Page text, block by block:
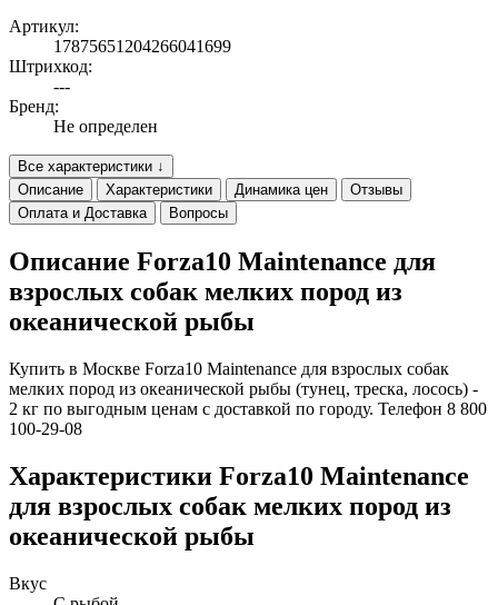
Артикул:
17875651204266041699
Штрихкод:
---
Бренд:
Не определен
Все характеристики ↓
Описание
Характеристики Динамика цен
Отзывы
Оплата и Доставка
Вопросы
Описание Forza10 Maintenance для
взрослых собак мелких пород из
океанической рыбы
Купить в Москве Forza10 Maintenance для взрослых собак
мелких пород из океанической рыбы (тунец, треска, лосось) -
2 кг по выгодным ценам с доставкой по городу. Телефон 8 800
100-29-08
Характеристики Forza10 Maintenance
для взрослых собак мелких пород из
океанической рыбы
Вкус